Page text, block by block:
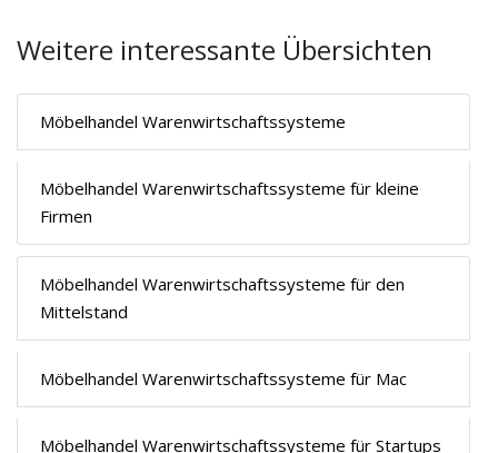
Weitere interessante Übersichten
Möbelhandel Warenwirtschaftssysteme
Möbelhandel Warenwirtschaftssysteme für kleine
Firmen
Möbelhandel Warenwirtschaftssysteme für den
Mittelstand
Möbelhandel Warenwirtschaftssysteme für Mac
Möbelhandel Warenwirtschaftssysteme für Startups